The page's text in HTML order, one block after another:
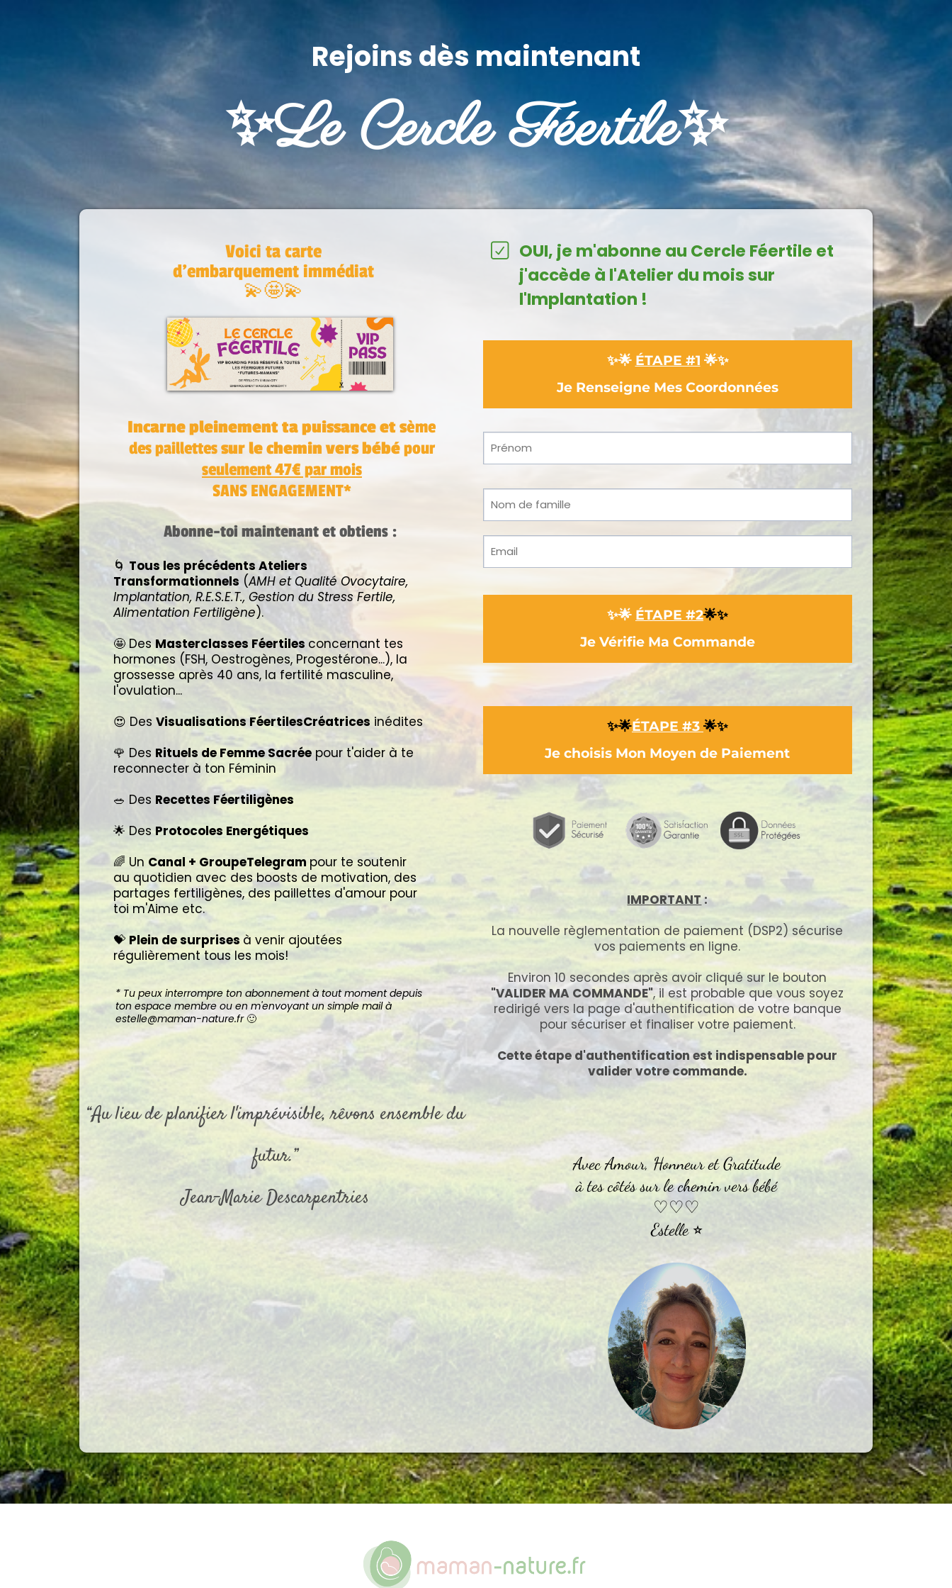
Rejoins dès maintenant
✨Le Cercle Féertile✨
Voici ta carte
d'embarquement immédiat
💫🤩💫
Incarne pleinement ta puissance et sème
des paillettessur le chemin vers bébépour
seulement 47€ par mois
SANS ENGAGEMENT*
Abonne-toi maintenant et obtiens :
🌀 Tous les précédents Ateliers
Transformationnels (AMH et Qualité Ovocytaire,
Implantation, R.E.S.E.T., Gestion du Stress Fertile,
Alimentation Fertiligène).
🤩 Des Masterclasses Féertiles concernant tes
hormones (FSH, Oestrogènes, Progestérone...), la
grossesse après 40 ans, la fertilité masculine,
l'ovulation...
😍 Des Visualisations FéertilesCréatrices inédites
🌹 Des Rituels de Femme Sacrée pour t'aider à te
reconnecter à ton Féminin
🥗 Des Recettes Féertiligènes
🌟 Des Protocoles Energétiques
🌈 Un Canal + GroupeTelegram pour te soutenir
au quotidien avec des boosts de motivation, des
partages fertiligènes, des paillettes d'amour pour
toi m'Aime etc.
💝 Plein de surprises à venir ajoutées
régulièrement tous les mois!
* Tu peux interrompre ton abonnement à tout moment depuis
ton espace membre ou en m'envoyant un simple mail à
estelle@maman-nature.fr🙂
“Au lieu de planifier l'imprévisible, rêvons ensemble du
futur.”
Jean-Marie Descarpentries
OUI, je m'abonne au Cercle Féertile et
j'accède à l'Atelier du mois sur
l'Implantation !
✨🌟 ÉTAPE #1 🌟✨
Je Renseigne Mes Coordonnées
✨🌟 ÉTAPE #2🌟✨
Je Vérifie Ma Commande
✨🌟ÉTAPE #3 🌟✨
Je choisis Mon Moyen de Paiement
IMPORTANT:
La nouvelle règlementation de paiement (DSP2) sécurise
vos paiements en ligne.
Environ 10 secondes après avoir cliqué sur le bouton
"VALIDER MA COMMANDE", il est probable que vous soyez
redirigé vers la page d'authentification de votre banque
pour sécuriser et finaliser votre paiement.
Cette étape d'authentification est indispensable pour
valider votre commande.
Avec Amour, Honneur et Gratitude
à tes côtés sur le chemin vers bébé
♡♡♡
Estelle ⭐︎